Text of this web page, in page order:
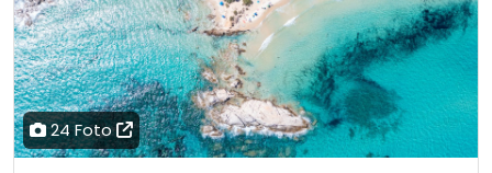
24 Foto